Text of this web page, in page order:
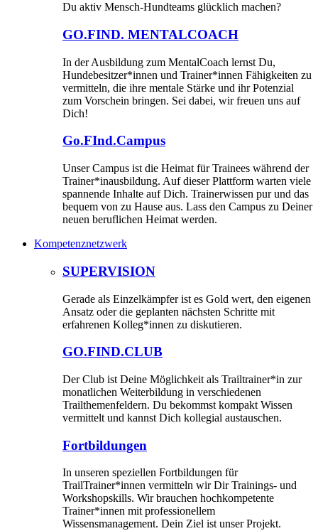
Du aktiv Mensch-Hundteams glücklich machen?
GO.FIND. MENTALCOACH
In der Ausbildung zum MentalCoach lernst Du,
Hundebesitzer*innen und Trainer*innen Fähigkeiten zu
vermitteln, die ihre mentale Stärke und ihr Potenzial
zum Vorschein bringen. Sei dabei, wir freuen uns auf
Dich!
Go.FInd.Campus
Unser Campus ist die Heimat für Trainees während der
Trainer*inausbildung. Auf dieser Plattform warten viele
spannende Inhalte auf Dich. Trainerwissen pur und das
bequem von zu Hause aus. Lass den Campus zu Deiner
neuen beruflichen Heimat werden.
Kompetenznetzwerk
SUPERVISION
Gerade als Einzelkämpfer ist es Gold wert, den eigenen
Ansatz oder die geplanten nächsten Schritte mit
erfahrenen Kolleg*innen zu diskutieren.
GO.FIND.CLUB
Der Club ist Deine Möglichkeit als Trailtrainer*in zur
monatlichen Weiterbildung in verschiedenen
Trailthemenfeldern. Du bekommst kompakt Wissen
vermittelt und kannst Dich kollegial austauschen.
Fortbildungen
In unseren speziellen Fortbildungen für
TrailTrainer*innen vermitteln wir Dir Trainings- und
Workshopskills. Wir brauchen hochkompetente
Trainer*innen mit professionellem
Wissensmanagement. Dein Ziel ist unser Projekt.